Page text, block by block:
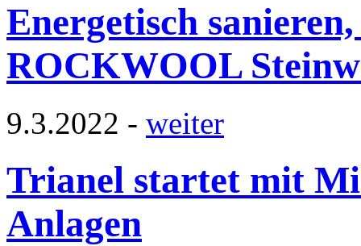
Energetisch
ROCKWOOL
9.3.2022 - weiter
Trianel startet mit
Anlagen